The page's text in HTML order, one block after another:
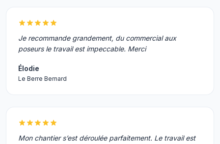
Je recommande grandement, du commercial aux
poseurs le travail est impeccable. Merci
Élodie
Le Berre Bernard
Mon chantier s’est déroulée parfaitement. Le travail est